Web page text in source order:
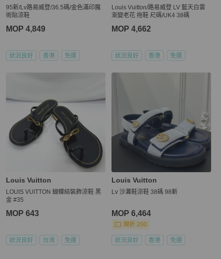
95新/Lv路易威登/36.5碼/金色滿印魔
術貼涼鞋
MOP 4,849
狀況良好 香港 免運
Louis Vuitton/路易威登 LV 藍天白雲
漸變老花 拖鞋 尺碼/UK4 38碼
MOP 4,662
狀況良好 香港 免運
Louis Vuitton
LOUIS VUITTON 蝴蝶結裝飾涼鞋 黑
金 #35
MOP 643
狀況良好 台灣 免運
Louis Vuitton
Lv 沙灘鞋涼鞋 38碼 98新
MOP 6,464
現折 200
狀況良好 香港 免運